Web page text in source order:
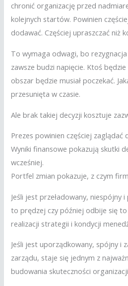
chronić organizację przed
kolejnych startów. Powinien
dodawać. Częściej upraszczać niż
To wymaga odwagi, bo
zawsze budzi napięcie. Ktoś
obszar będzie musiał poczekać.
przesunięta w czasie.
Ale brak takiej decyzji kosztuje
Prezes powinien częściej zaglądać
Wyniki finansowe pokazują skutki
wcześniej.
Portfel zmian pokazuje, z czym
Jeśli jest przeładowany, niespójny
to prędzej czy później odbije się
realizacji strategii i kondycji
Jeśli jest uporządkowany, spójny i
zarządu, staje się jednym z
budowania skuteczności